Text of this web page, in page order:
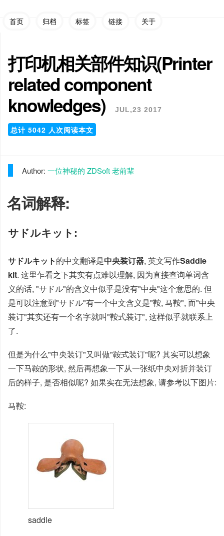
首页 归档 标签 链接 关于
打印机相关部件知识(Printer
related component
knowledges)
JUL,23 2017
总计 5042 人次阅读本文
Author: 一位神秘的 ZDSoft 老前辈
名词解释:
サドルキット :
サドルキット的中文翻译是中央装订器, 英文写作Saddle
kit. 这里乍看之下其实有点难以理解, 因为直接查询单词含
义的话, "サドル"的含义中似乎是没有"中央"这个意思的. 但
是可以注意到"サドル"有一个中文含义是"鞍, 马鞍", 而"中央
装订"其实还有一个名字就叫"鞍式装订", 这样似乎就联系上
了.
但是为什么"中央装订"又叫做"鞍式装订"呢? 其实可以想象
一下马鞍的形状, 然后再想象一下从一张纸中央对折并装订
后的样子, 是否相似呢? 如果实在无法想象, 请参考以下图片:
马鞍:
saddle